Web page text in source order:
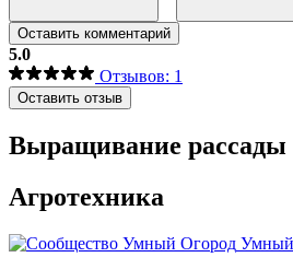
Оставить комментарий
5.0
Отзывов: 1
Оставить отзыв
Выращивание рассады
Агротехника
Умный